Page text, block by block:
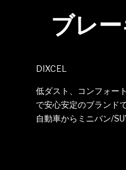
ブレ
DIXCEL
低ダスト、コンフォー
で安心安定のブランド
自動車からミニバン/